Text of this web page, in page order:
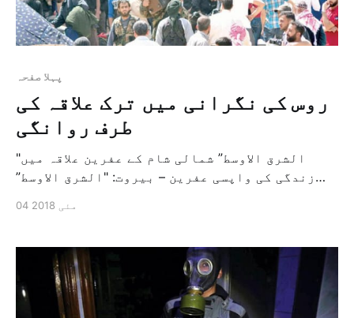
پہلا صفحہ
روس کی نگرانی میں ترک علاقہ کی
طرف روانگی
"الشرق الاوسط” شمالی شام کے عفرین علاقہ میں
زندگی کی واپسی عفرين – بیروت: "الشرق الاوسط”
رکھنے کے لئے شامی حکومت کی کوششوں کے دائرہ
جماعتوں کے ہزاروں جنگجو اور شہری اپنے [&hellip
04 مئی 2018